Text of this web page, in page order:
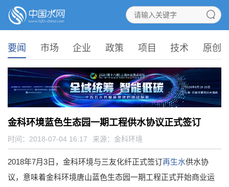
要闻 市场 企业 政策 项目 技术 原创
金科环境蓝色生态园一期工程供水协议正式签订
时间：2018-07-04 16:17 来源： 金科环境
2018年7月3日，金科环境与三友化纤正式签订再生水供水协
议，意味着金科环境唐山蓝色生态园一期工程正式开始商业运